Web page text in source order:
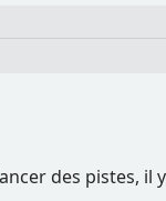
des pistes,